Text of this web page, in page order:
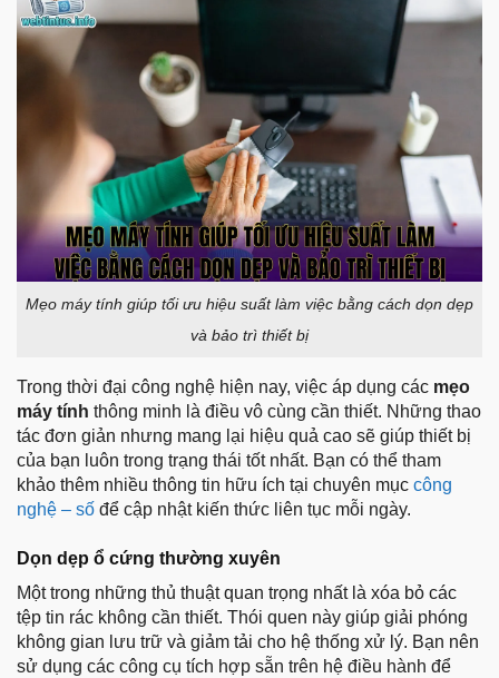
Mẹo máy tính giúp tối ưu hiệu suất làm việc bằng cách dọn dẹp
và bảo trì thiết bị
Trong thời đại công nghệ hiện nay, việc áp dụng các mẹo
máy tính thông minh là điều vô cùng cần thiết. Những thao
tác đơn giản nhưng mang lại hiệu quả cao sẽ giúp thiết bị
của bạn luôn trong trạng thái tốt nhất. Bạn có thể tham
khảo thêm nhiều thông tin hữu ích tại chuyên mục công
nghệ – số để cập nhật kiến thức liên tục mỗi ngày.
Dọn dẹp ổ cứng thường xuyên
Một trong những thủ thuật quan trọng nhất là xóa bỏ các
tệp tin rác không cần thiết. Thói quen này giúp giải phóng
không gian lưu trữ và giảm tải cho hệ thống xử lý. Bạn nên
sử dụng các công cụ tích hợp sẵn trên hệ điều hành để